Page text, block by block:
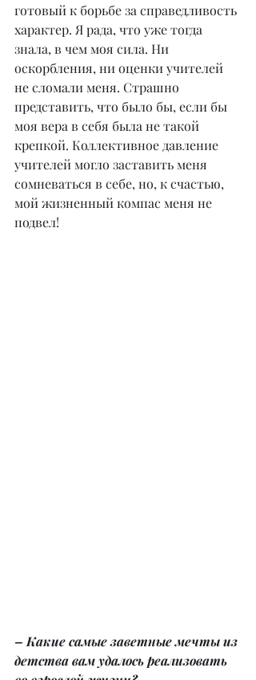
готовый к борьбе за справедливость
характер. Я рада, что уже тогда
знала, в чем моя сила. Ни
оскорбления, ни оценки учителей
не сломали меня. Страшно
представить, что было бы, если бы
моя вера в себя была не такой
крепкой. Коллективное давление
учителей могло заставить меня
сомневаться в себе, но, к счастью,
мой жизненный компас меня не
подвел!
– Какие самые заветные мечты из
детства вам удалось реализовать